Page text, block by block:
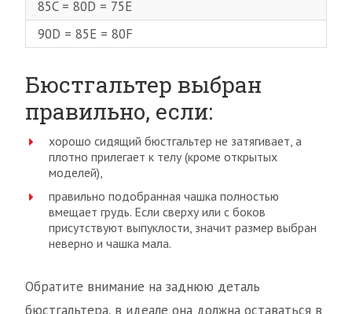
85C = 80D = 75E
90D = 85E = 80F
Бюстгальтер выбран
правильно, если:
хорошо сидящий бюстгальтер не затягивает, а
плотно прилегает к телу (кроме открытых
моделей),
правильно подобранная чашка полностью
вмещает грудь. Если сверху или с боков
присутствуют выпуклости, значит размер выбран
неверно и чашка мала.
Обратите внимание на заднюю деталь
бюстгальтера, в идеале она должна оставаться в